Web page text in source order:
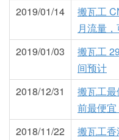
2019/01/14
搬瓦工
月流量
2019/01/03
搬瓦工
间预计
2018/12/31
搬瓦工
前最便
2018/11/22
搬瓦工